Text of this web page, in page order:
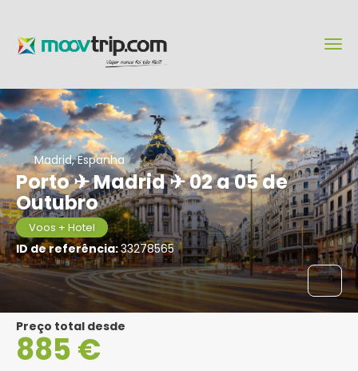
Madrid, Espanha
Porto ✈ Madrid ✈ 02 a 05 de
Outubro
Voos + Hotel
ID de referência:33278565
Preço total desde
885 €